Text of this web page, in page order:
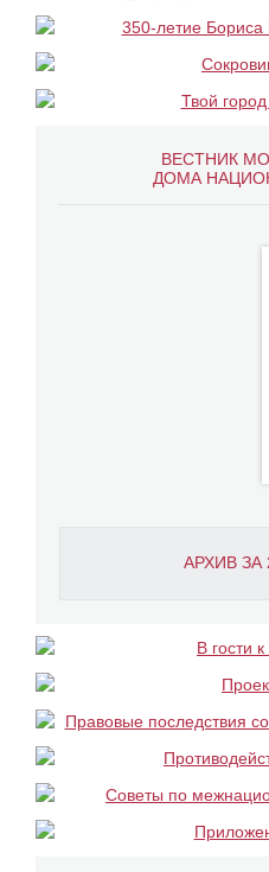
ВЕСТНИК
ДОМА
АРХИВ ЗА